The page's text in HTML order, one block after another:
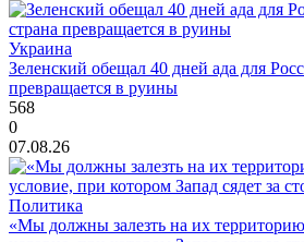
Украина
Зеленский обещал 40 дней ада для
превращается в руины
568
0
07.08.26
Политика
«Мы должны залезть на их